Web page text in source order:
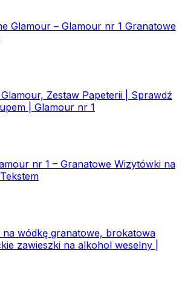
Glamour – Glamour nr 1 Granatowe
Zestaw Papeterii | Sprawdź
| Glamour nr 1
nr 1 – Granatowe Wizytówki na
na wódkę granatowe, brokatowa
zawieszki na alkohol weselny |